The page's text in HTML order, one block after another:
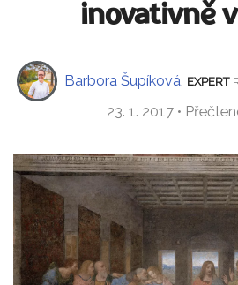
inovativně
Barbora Šupíková EXPERT
23. 1. 2017 •